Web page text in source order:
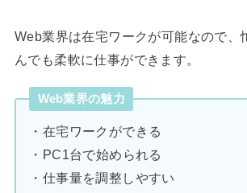
Web業界は在宅ワークが可能なので、
んでも柔軟に仕事ができます。
Web業界の魅力
・在宅ワークができる
・PC1台で始められる
・仕事量を調整しやすい